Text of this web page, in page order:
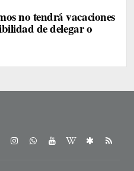
no tendrá vacaciones
de delegar o